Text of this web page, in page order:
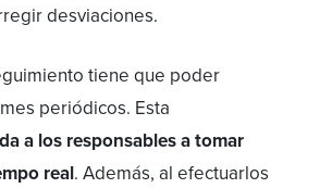
desviaciones.
tiene que poder
periódicos. Esta
a los responsables a tomar
real. Además, al efectuarlos